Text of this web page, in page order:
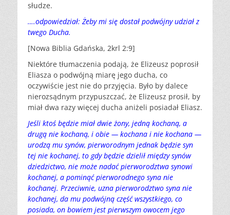
słudze.
….odpowiedział: Żeby mi się dostał podwójny udział z
twego Ducha.
[Nowa Biblia Gdańska, 2krl 2:9]
Niektóre tłumaczenia podają, że Elizeusz poprosił
Eliasza o podwójną miarę jego ducha, co
oczywiście jest nie do przyjęcia. Było by dalece
nierozsądnym przypuszczać, że Elizeusz prosił, by
miał dwa razy więcej ducha aniżeli posiadał Eliasz.
Jeśli ktoś będzie miał dwie żony, jedną kochaną, a
drugą nie kochaną, i obie — kochana i nie kochana —
urodzą mu synów, pierworodnym jednak będzie syn
tej nie kochanej, to gdy będzie dzielił między synów
dziedzictwo, nie może nadać pierworodztwa synowi
kochanej, a pominąć pierworodnego syna nie
kochanej. Przeciwnie, uzna pierworodztwo syna nie
kochanej, da mu podwójną część wszystkiego, co
posiada, on bowiem jest pierwszym owocem jego